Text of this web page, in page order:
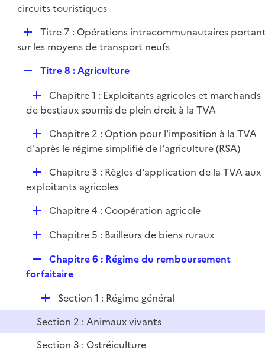
r
e
l
e
r
circuits touristiques
D
é
i
e
r
Titre 7 : Opérations intracommunautaires
sur les moyens de transport neufs
p
l
i
e
r
Titre 8 : Agriculture
D
é
i
r
Chapitre 1 : Exploitants agricoles et marchands
de bestiaux soumis de plein droit à la TVA
D
é
i
Chapitre 2 : Option pour l'imposition à la TVA
d'après le régime simplifié de l'agriculture (RSA)
D
é
Chapitre 3 : Règles d'application de la TVA aux
exploitants agricoles
D
i
e
r
Chapitre 4 : Coopération agricole
D
p
l
i
e
r
Chapitre 5 : Bailleurs de biens ruraux
e
l
e
r
Chapitre 6 : Régime du remboursement
forfaitaire
D
é
p
l
Section 1 : Régime général
Section 2 : Animaux vivants
Section 3 : Ostréiculture